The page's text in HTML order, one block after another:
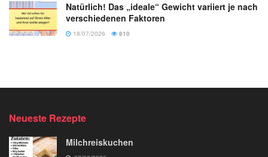
Natürlich! Das „ideale“ Gewicht variiert je nach
verschiedenen Faktoren
18/07/2026 810
Neueste Rezepte
Milchreiskuchen